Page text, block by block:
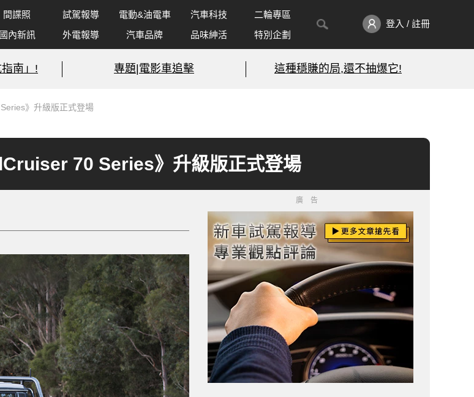
間諜照 試駕報導 電動&油電車 汽車科技
二輪專區
國內新訊 外電報導 汽車品牌 品味紳活 特別企劃
登入 / 註冊
南」! 專題|電影車追擊 這種穩賺的局,還不抽爆它!
》升級版正式登場
70 Series》升級版正式登場
廣告